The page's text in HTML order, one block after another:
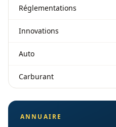
Réglementations
Innovations
Auto
Carburant
ANNUAIRE